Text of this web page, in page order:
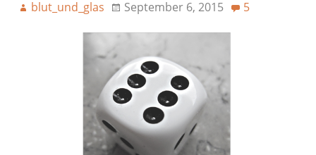
blut_und_glas September 6, 2015 5